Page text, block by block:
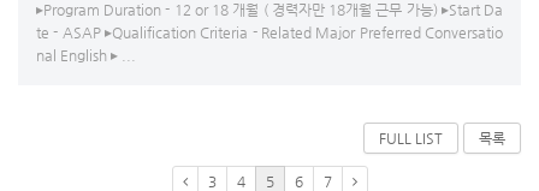
▸Program Duration - 12 or 18 개월 ( 경력자만 18개월 근무 가능) ▸Start Da
te - ASAP ▸Qualification Criteria - Related Major Preferred Conversatio
nal English ▸ ...
FULL LIST 목록
3 4 5 6 7